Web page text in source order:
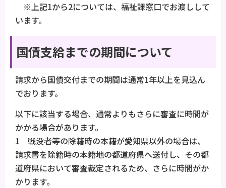
※上記1から2については、福祉課窓口でお渡しして
います。
国債支給までの期間について
請求から国債交付までの期間は通常1年以上を見込ん
でおります。
以下に該当する場合、通常よりもさらに審査に時間が
かかる場合があります。
1 戦没者等の除籍時の本籍が愛知県以外の場合は、
請求書を除籍時の本籍地の都道府県へ送付し、その都
道府県において審査裁定されるため、さらに時間がか
かります。